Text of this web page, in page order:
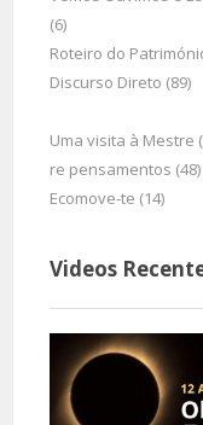
(6)
Roteiro do
Discurso Direto (89)
Uma visita à Mestre
re pensamentos (48)
Ecomove-te (14)
Videos